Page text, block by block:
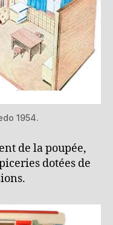
1954.
de la poupée,
dotées de